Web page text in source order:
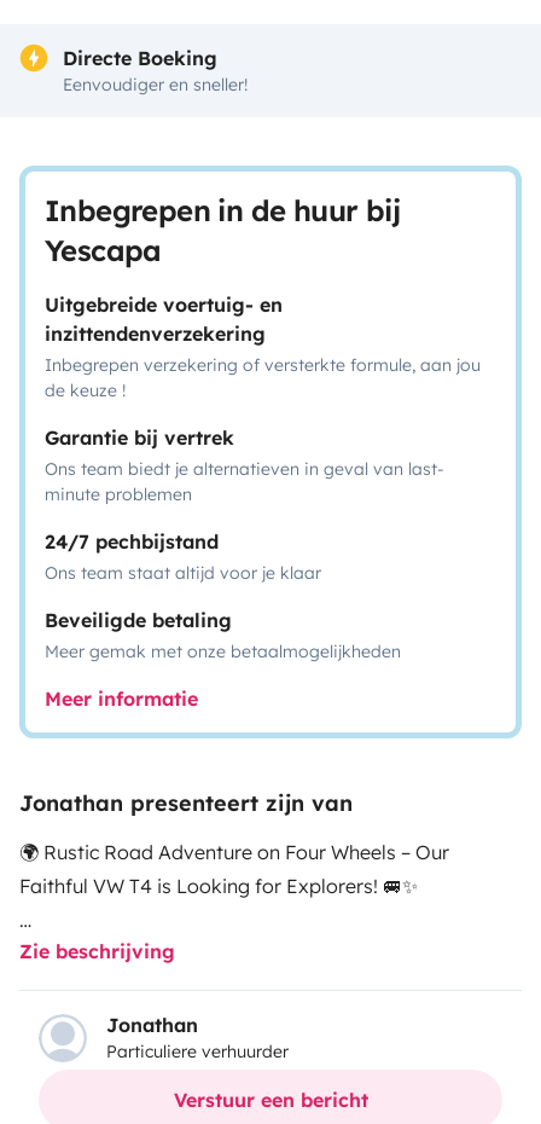
Directe Boeking
Eenvoudiger en sneller!
Inbegrepen in de huur bij
Yescapa
Uitgebreide voertuig- en
inzittendenverzekering
Inbegrepen verzekering of versterkte formule, aan jou
de keuze !
Garantie bij vertrek
Ons team biedt je alternatieven in geval van last-
minute problemen
24/7 pechbijstand
Ons team staat altijd voor je klaar
Beveiligde betaling
Meer gemak met onze betaalmogelijkheden
Meer informatie
Jonathan presenteert zijn van
🌍 Rustic Road Adventure on Four Wheels – Our
Faithful VW T4 is Looking for Explorers! 🚐✨
Allow me to introduce: our beloved T4 – once a
surveyor’s work van, now far more interested in
counting kilometers than property lines!
Looks? Well… he’s seen better days. A few dents here,
Zie beschrijving
Jonathan
Particuliere verhuurder
Verstuur een bericht